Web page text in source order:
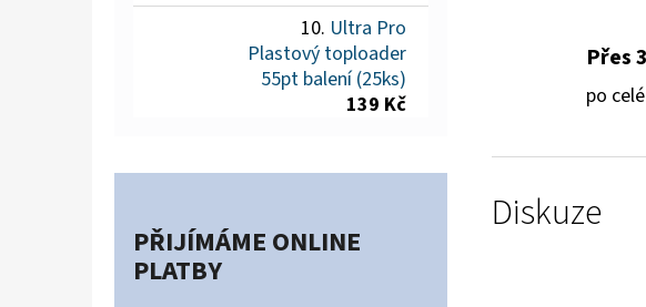
Ultra Pro
Plastový toploader
55pt balení (25ks)
139 Kč
PŘIJÍMÁME ONLINE
PLATBY
Přes
po
Diskuze